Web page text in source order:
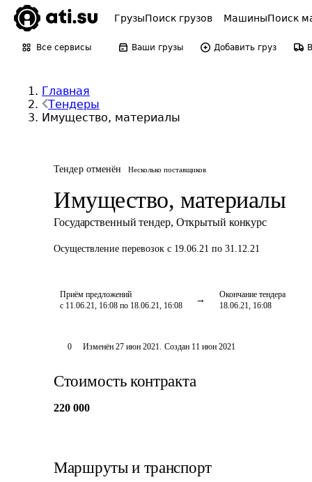
ГрузыПоиск грузов МашиныПоиск
Все сервисы Ваши грузы Добавить груз
Главная
Тендеры
Имущество, материалы
Тендер отменён Несколько поставщиков
Имущество, материалы
Государственный тендер, Открытый конкурс
Осуществление перевозок с 19.06.21 по 31.12.21
Приём предложений
с 11.06.21, 16:08 по 18.06.21, 16:08
Окончание тендера
18.06.21, 16:08
0 Изменён 27 июн 2021. Создан 11 июн 2021
Стоимость контракта
220 000
Маршруты и транспорт